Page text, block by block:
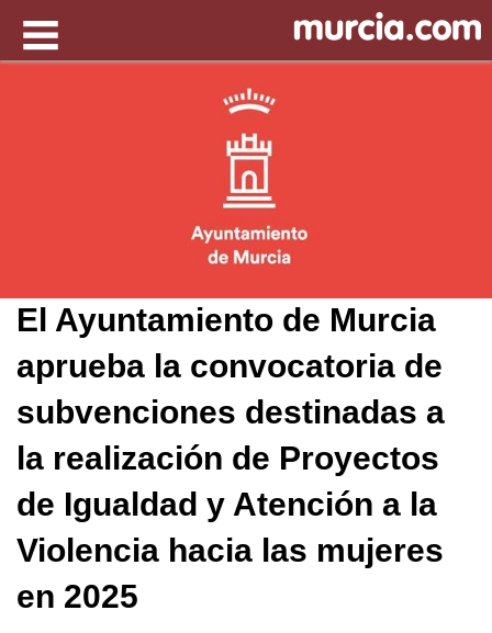
El Ayuntamiento de Murcia
aprueba la convocatoria de
subvenciones destinadas a
la realización de Proyectos
de Igualdad y Atención a la
Violencia hacia las mujeres
en 2025